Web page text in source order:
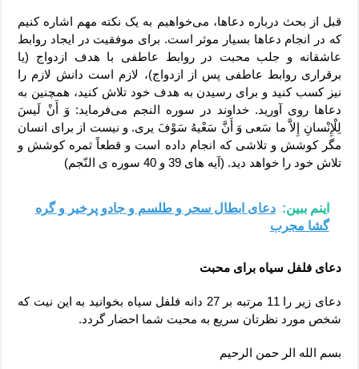
قبل از بحث درباره دعاها، می‌خواهیم به یک نکته مهم اشاره کنیم
که در انجام دعاها بسیار موثر است. برای موفقیت در ایجاد روابط
عاشقانه و جلب محبت در روابط عاطفی با هدف ازدواج (یا
برقراری روابط عاطفی پس از ازدواج)، لازم است دانش لازم را
نیز کسب کنید و برای رسیدن به هدف خود تلاش کنید، همچنین به
دعاها روی آورید. خداوند در سوره النجم می‌فرماید: وَ أَنْ لَیسَ
لِلْإِنْسانِ إِلاَّ ما سَعی وَ أَنَّ سَعْیهُ سَوْفَ یری. و نیست از برای انسان
مگر کوشش و تلاشی که انجام داده است و قطعاً ثمره کوشش و
تلاش خود را خواهد دید. (آیه های 39 و 40 سوره ی النّجم)
اینم ببین: دعای ابطال سحر و طلسم و جادو پرخیر و گره
گشا مجرب
دعای فلفل سیاه برای محبت
دعای زیر را 11 مرتبه بر 27 دانه فلفل سیاه بخوانید به این نیت که
شخص مورد نظرتان سریع به محبت شما احضار گردد.
بسم الله الر حمن الرحیم